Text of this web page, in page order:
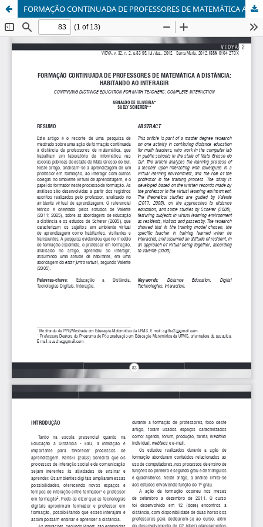
FORMAÇÃO CONTINUADA DE PROFESSORES DE MATEMÁTICA A DISTÂNCIA: HABITANDO AO INTERAGIR